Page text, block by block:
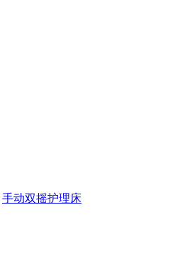
手动双摇护理床